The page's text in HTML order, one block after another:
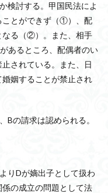
検討する。甲国民法によ
ことができず（①）、配
なる（②）。また、相手
あるところ、配偶者のい
されている。また、日
姻することが禁止され
の請求は認められる。
りDが嫡出子として扱わ
の成立の問題として法